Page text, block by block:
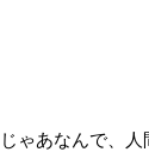
じゃあなんで、人